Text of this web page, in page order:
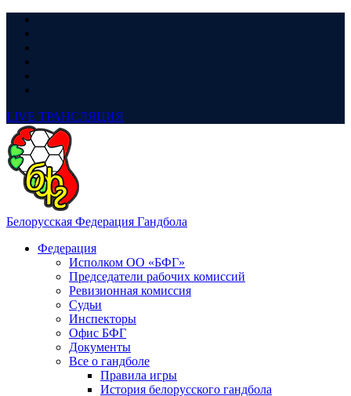
LIVE ТРАНСЛЯЦИЯ
Белорусская Федерация Гандбола
Федерация
Исполком ОО «БФГ»
Председатели рабочих комиссий
Ревизионная комиссия
Судьи
Инспекторы
Офис БФГ
Документы
Все о гандболе
Правила игры
История белорусского гандбола